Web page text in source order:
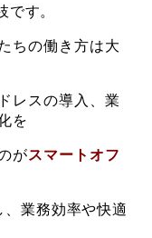
す。
ちの働き方は大
レスの導入、業
を
がスマートオフ
業務効率や快適